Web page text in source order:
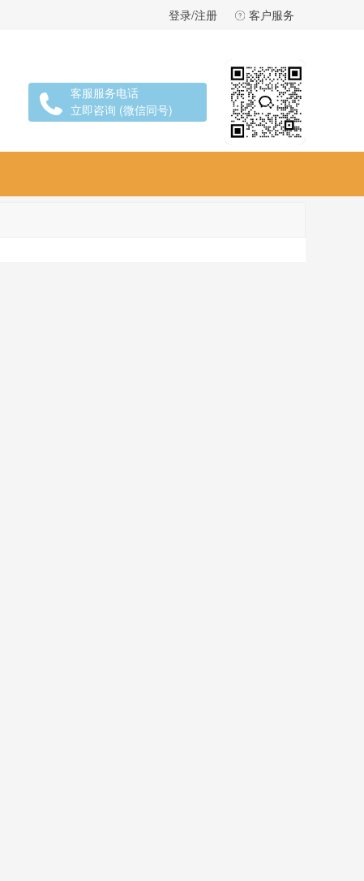
登录/注册 客户服务
客服服务电话
立即咨询 (微信同号)